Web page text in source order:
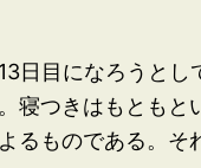
日目になろうと
寝つきはもとも
るものである。そ